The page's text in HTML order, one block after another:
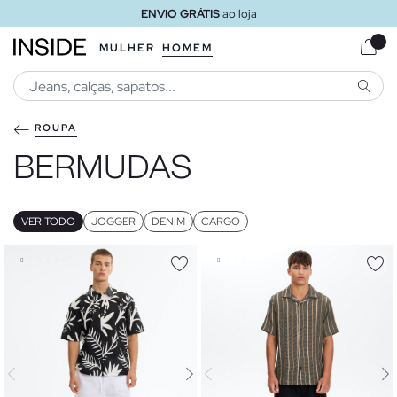
ENVIO GRÁTISao loja
MULHER HOMEM
ROUPA
BERMUDAS
VER TODO JOGGER DENIM CARGO